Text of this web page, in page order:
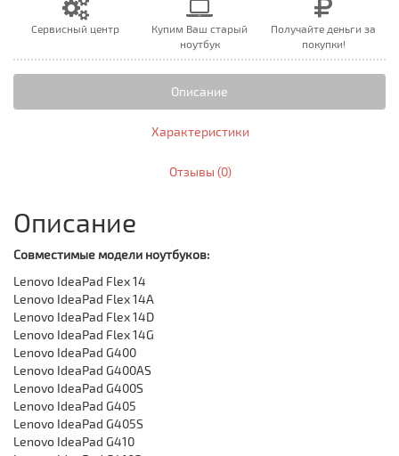
Сервисный центр
Купим Ваш старый
ноутбук
Получайте деньги за
покупки!
Описание
Характеристики
Отзывы (0)
Описание
Совместимые модели ноутбуков:
Lenovo IdeaPad Flex 14
Lenovo IdeaPad Flex 14A
Lenovo IdeaPad Flex 14D
Lenovo IdeaPad Flex 14G
Lenovo IdeaPad G400
Lenovo IdeaPad G400AS
Lenovo IdeaPad G400S
Lenovo IdeaPad G405
Lenovo IdeaPad G405S
Lenovo IdeaPad G410